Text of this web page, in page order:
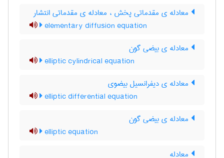
معادله ی مقدماتی پخش ، معادله ی مقدماتی انتشار
elementary diffusion equation
معادله ی بیضی گون
elliptic cylindrical equation
معادله ی دیفرانسیل بیضوی
elliptic differential equation
معادله ی بیضی گون
elliptic equation
معادله